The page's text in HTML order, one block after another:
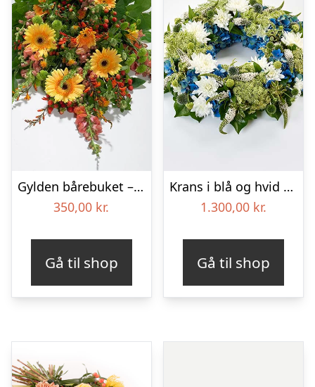
Gylden bårebuket – Blomster til begravelse
350,00 kr.
Gå til shop
Krans i blå og hvid – Blomster til begravelse
1.300,00 kr.
Gå til shop